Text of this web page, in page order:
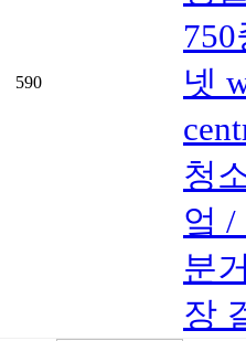
590
넷
청
엌 /
분
장